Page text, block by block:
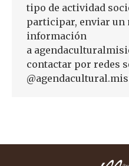
tipo de actividad
participar, enviar un
información
a
contactar por redes